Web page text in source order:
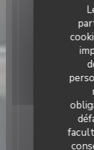
Cuisine de
Ici sont
et
main dans la
locaux. La
semaine :
fruits et
suggestions
assiettes